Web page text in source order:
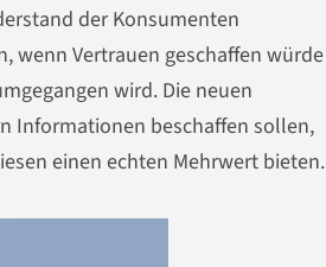
der Konsumenten
wenn Vertrauen geschaffen würde
wird. Die neuen
Informationen beschaffen sollen,
einen echten Mehrwert bieten.